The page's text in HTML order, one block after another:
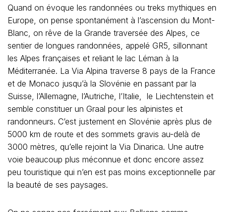
Quand on évoque les randonnées ou treks mythiques en
Europe, on pense spontanément à l’ascension du Mont-
Blanc, on rêve de la Grande traversée des Alpes, ce
sentier de longues randonnées, appelé GR5, sillonnant
les Alpes françaises et reliant le lac Léman à la
Méditerranée. La Via Alpina traverse 8 pays de la France
et de Monaco jusqu’à la Slovénie en passant par la
Suisse, l’Allemagne, l’Autriche, l’Italie, le Liechtenstein et
semble constituer un Graal pour les alpinistes et
randonneurs. C’est justement en Slovénie après plus de
5000 km de route et des sommets gravis au-delà de
3000 mètres, qu’elle rejoint la Via Dinarica. Une autre
voie beaucoup plus méconnue et donc encore assez
peu touristique qui n’en est pas moins exceptionnelle par
la beauté de ses paysages.